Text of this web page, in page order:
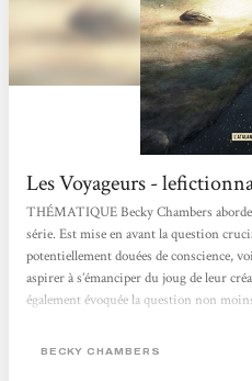
Les Voyageurs -
THÉMATIQUE Becky Chambers
série. Est mise en avant la question
potentiellement douées de conscience,
aspirer à s’émanciper du joug de leur
également évoquée la question non
d’autres espèces intelligentes, les
BECKY CHAMBERS